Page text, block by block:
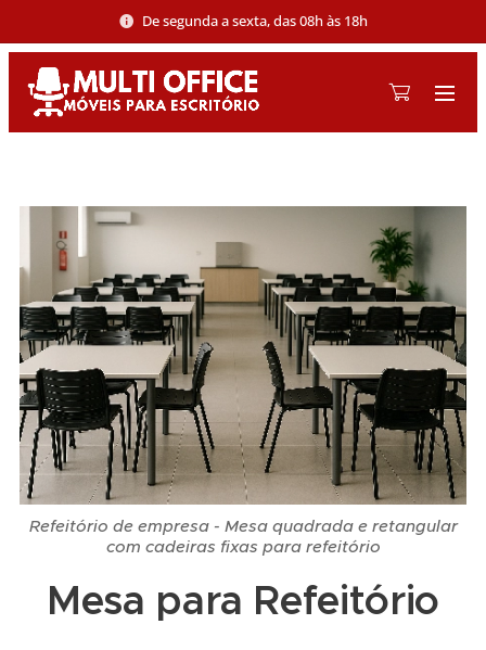
De segunda a sexta, das 08h às 18h
Refeitório de empresa - Mesa quadrada e retangular
com cadeiras fixas para refeitório
Mesa para Refeitório